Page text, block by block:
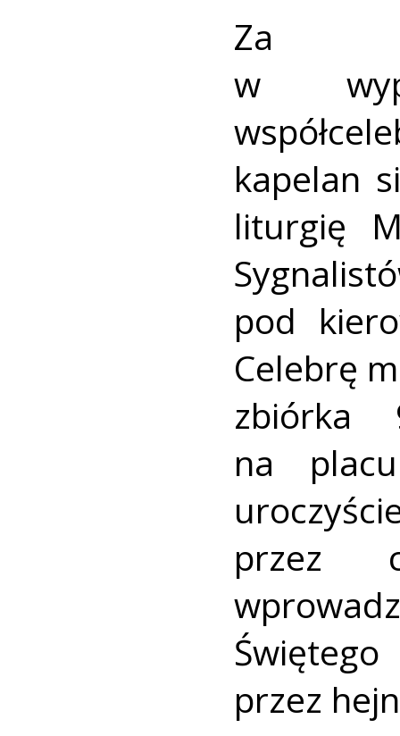
Za
w
kapelan
liturgię
pod
Celebrę
zbiórka
na
przez
przez